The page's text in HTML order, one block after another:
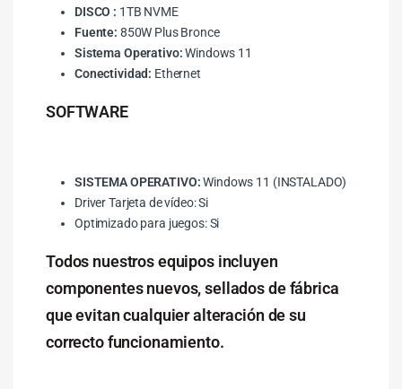
DISCO : 1TB NVME
Fuente: 850W Plus Bronce
Sistema Operativo:Windows 11
Conectividad: Ethernet
SOFTWARE
SISTEMA OPERATIVO:Windows 11 (INSTALADO)
Driver Tarjeta de vídeo: Si
Optimizado para juegos: Si
Todos nuestros equipos incluyen
componentes nuevos, sellados de fábrica
que evitan cualquier alteración de su
correcto funcionamiento.